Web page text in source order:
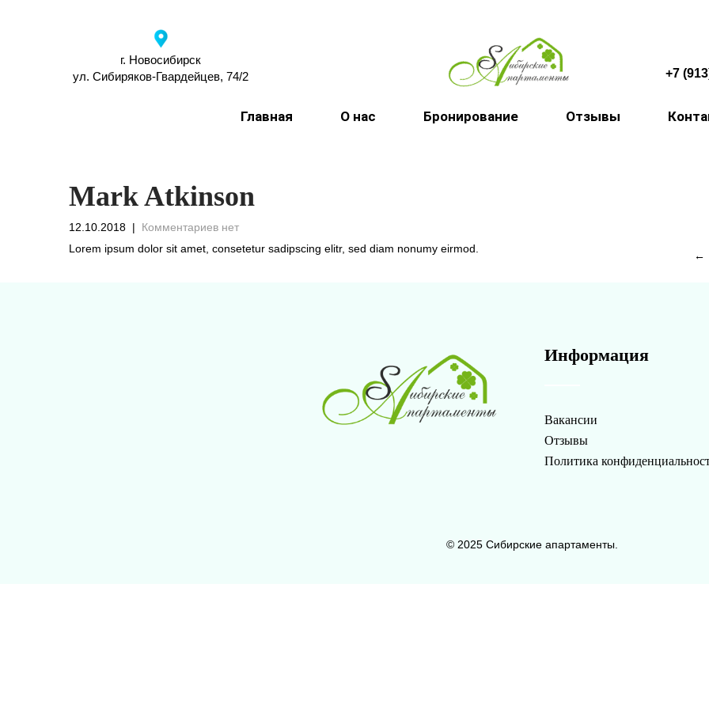
г. Новосибирск
ул. Сибиряков-Гвардейцев, 74/2
+7
Главная О нас Бронирование Отзывы
Mark Atkinson
12.10.2018 | Комментариев нет
Lorem ipsum dolor sit amet, consetetur sadipscing elitr, sed diam nonumy eirmod.
Навигация
←
Информация
Вакансии
Отзывы
Политика
© 2025 Сибирские апартаменты.